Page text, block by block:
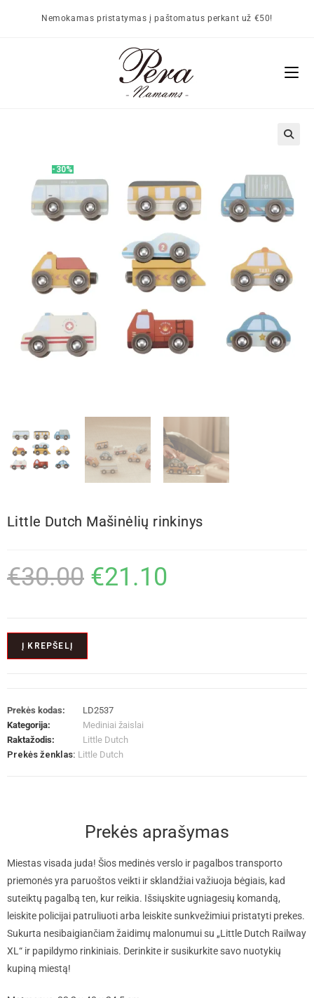
Nemokamas pristatymas į paštomatus perkant už €50!
-30%
Little Dutch Mašinėlių rinkinys
€30.00 €21.10
Į KREPŠELĮ
Prekės kodas:
LD2537
Kategorija:
Mediniai žaislai
Raktažodis:
Little Dutch
Prekės ženklas: Little Dutch
Prekės aprašymas
Miestas visada juda! Šios medinės verslo ir pagalbos transporto
priemonės yra paruoštos veikti ir sklandžiai važiuoja bėgiais, kad
suteiktų pagalbą ten, kur reikia. Išsiųskite ugniagesių komandą,
leiskite policijai patruliuoti arba leiskite sunkvežimiui pristatyti prekes.
Sukurta nesibaigiančiam žaidimų malonumui su „Little Dutch Railway
XL“ ir papildymo rinkiniais. Derinkite ir susikurkite savo nuotykių
kupiną miestą!